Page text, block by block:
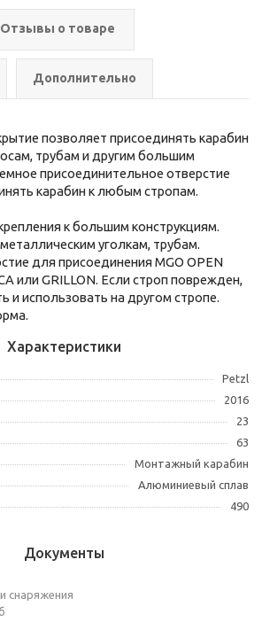
Отзывы о товаре
Дополнительно
позволяет присоединять карабин
трубам и другим большим
присоединительное отверстие
карабин к любым стропам.
к большим конструкциям.
уголкам, трубам.
для присоединения MGO OPEN
или GRILLON. Если строп поврежден,
и использовать на другом стропе.
Характеристики
Petzl
2016
23
63
Монтажный карабин
Алюминиевый сплав
490
Документы
снаряжения